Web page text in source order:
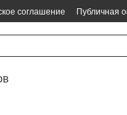
соглашение Публичная